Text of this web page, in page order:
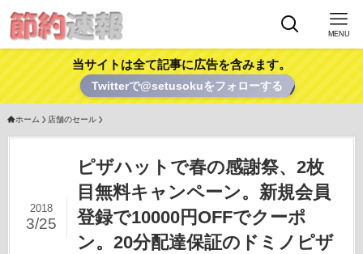
MENU
当サイトは全て記事に広告を含みます。
Twitterで@setusokuをフォローする
ホーム 店舗のセール
ピザハットで春の感謝祭、2枚
目無料キャンペーン。新規会員
登録で10000円OFFでクーポ
ン。20分配達保証のドミノピザ
2018
3/25